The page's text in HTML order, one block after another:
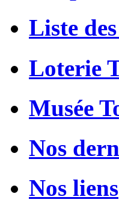
Liste
Loterie
Musée
Nos
Nos liens